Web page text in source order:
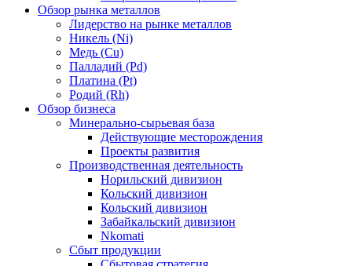
Обзор рынка металлов
Лидерство на рынке металлов
Никель (Ni)
Медь (Cu)
Палладий (Pd)
Платина (Pt)
Родий (Rh)
Обзор бизнеса
Минерально-сырьевая база
Действующие месторождения
Проекты развития
Производственная деятельность
Норильский дивизион
Кольский дивизион
Кольский дивизион
Забайкальский дивизион
Nkomati
Сбыт продукции